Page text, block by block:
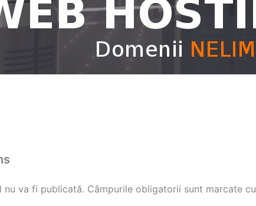
nu va fi publicată. Câmpurile obligatorii sunt marcate cu